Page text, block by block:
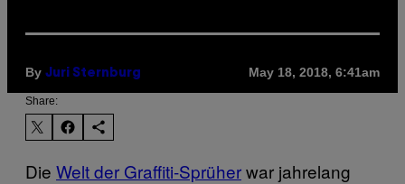
By Juri Sternburg May 18, 2018, 6:41am
Share:
Die Welt der Graffiti-Sprüherwar jahrelang